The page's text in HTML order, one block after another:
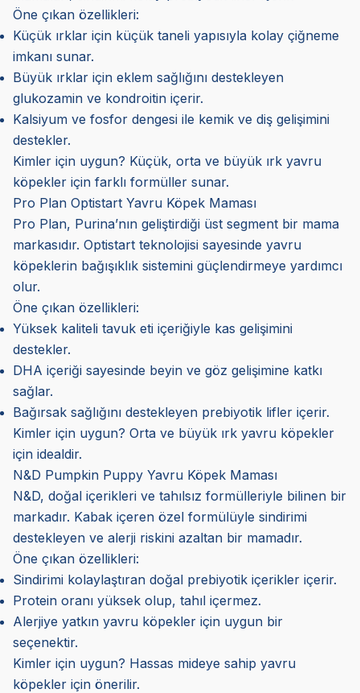
Öne çıkan özellikleri:
Küçük ırklar için küçük taneli yapısıyla kolay çiğneme
imkanı sunar.
Büyük ırklar için eklem sağlığını destekleyen
glukozamin ve kondroitin içerir.
Kalsiyum ve fosfor dengesi ile kemik ve diş gelişimini
destekler.
Kimler için uygun? Küçük, orta ve büyük ırk yavru
köpekler için farklı formüller sunar.
Pro Plan Optistart Yavru Köpek Maması
Pro Plan, Purina’nın geliştirdiği üst segment bir mama
markasıdır. Optistart teknolojisi sayesinde yavru
köpeklerin bağışıklık sistemini güçlendirmeye yardımcı
olur.
Öne çıkan özellikleri:
Yüksek kaliteli tavuk eti içeriğiyle kas gelişimini
destekler.
DHA içeriği sayesinde beyin ve göz gelişimine katkı
sağlar.
Bağırsak sağlığını destekleyen prebiyotik lifler içerir.
Kimler için uygun? Orta ve büyük ırk yavru köpekler
için idealdir.
N&D Pumpkin Puppy Yavru Köpek Maması
N&D, doğal içerikleri ve tahılsız formülleriyle bilinen bir
markadır. Kabak içeren özel formülüyle sindirimi
destekleyen ve alerji riskini azaltan bir mamadır.
Öne çıkan özellikleri:
Sindirimi kolaylaştıran doğal prebiyotik içerikler içerir.
Protein oranı yüksek olup, tahıl içermez.
Alerjiye yatkın yavru köpekler için uygun bir
seçenektir.
Kimler için uygun? Hassas mideye sahip yavru
köpekler için önerilir.